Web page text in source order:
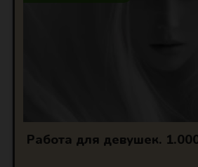
Работа для девушек.